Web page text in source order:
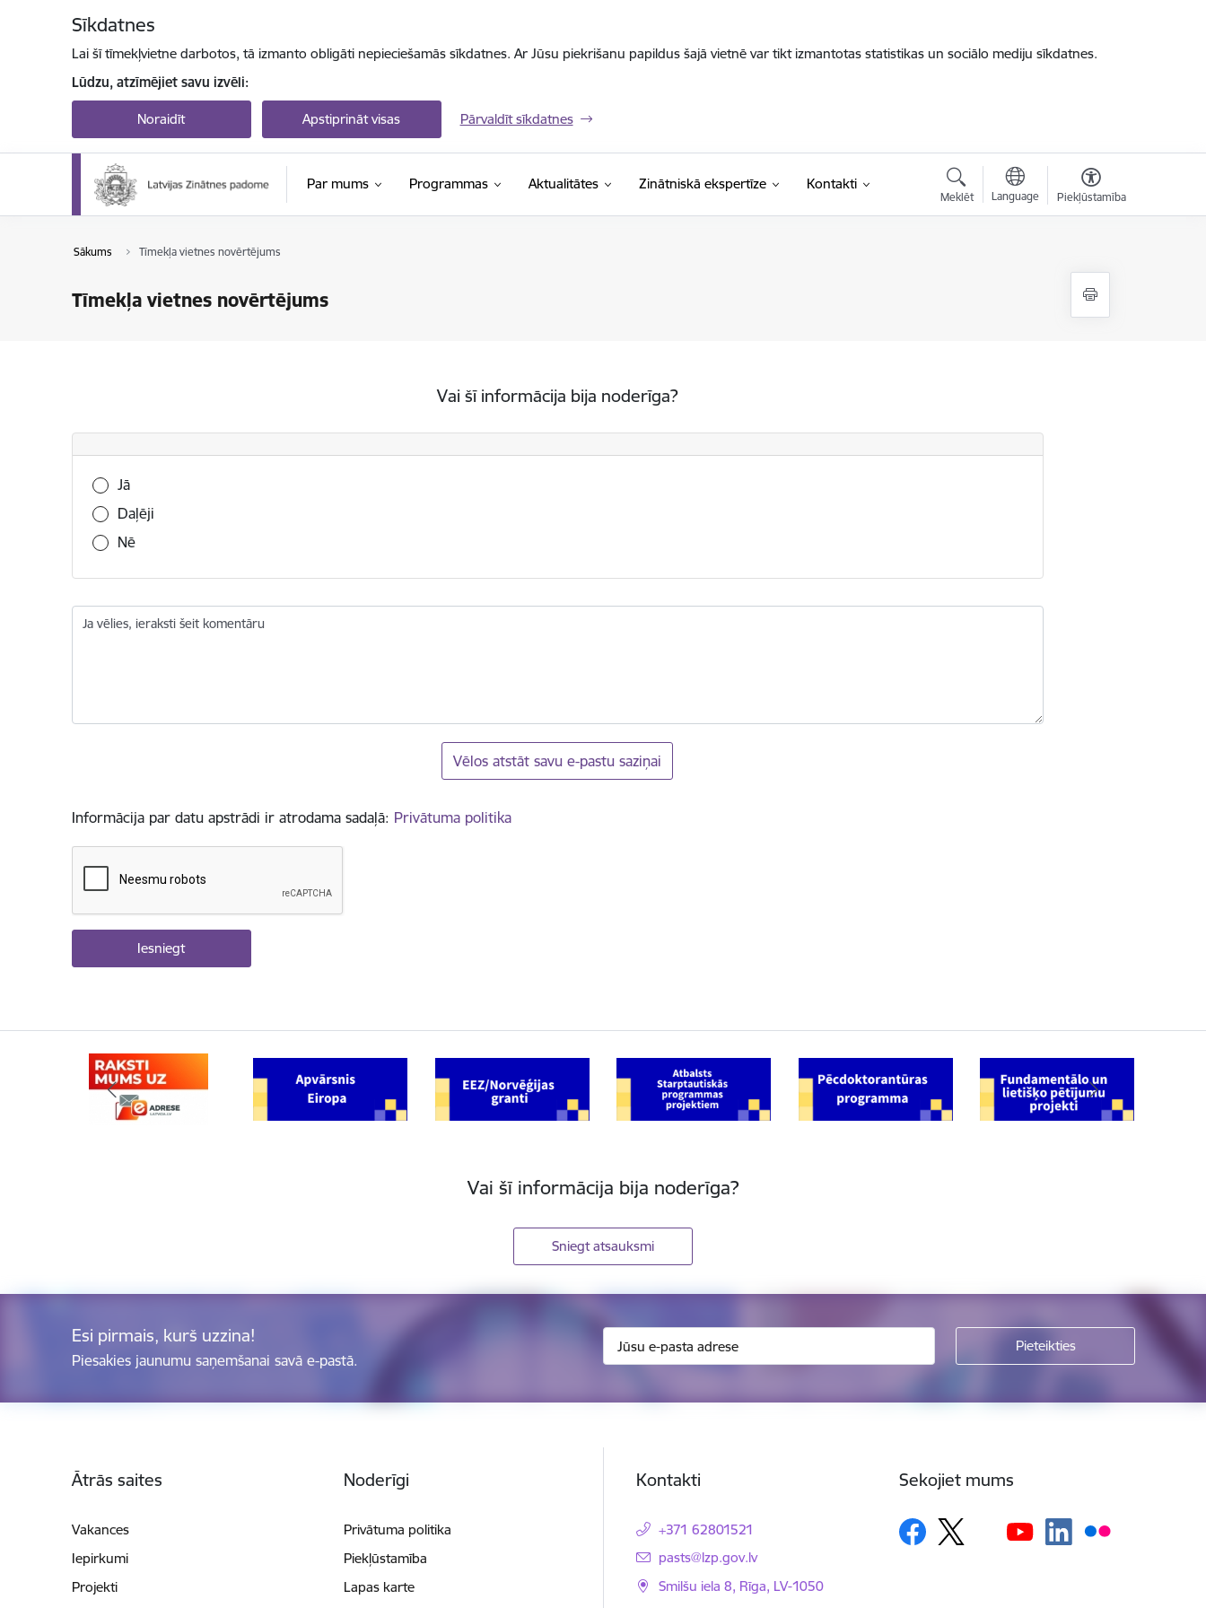
Sīkdatnes
Lai šī tīmekļvietne darbotos, tā izmanto obligāti nepieciešamās sīkdatnes. Ar Jūsu piekrišanu papildus šajā vietnē var tikt izmantotas statistikas un sociālo mediju sīkdatnes.
Lūdzu, atzīmējiet savu izvēli:
Noraidīt Apstiprināt visas Pārvaldīt sīkdatnes
Par mums Programmas Aktualitātes Zinātniskā ekspertīze Kontakti
Meklēt Language Piekļūstamība
Sākums Tīmekļa vietnes novērtējums
Tīmekļa vietnes novērtējums
Vai šī informācija bija noderīga?
Vai šī informācija bija noderīga?
Jā
Daļēji
Nē
Ja vēlies, ieraksti šeit komentāru
Vēlos atstāt savu e-pastu saziņai
Informācija par datu apstrādi ir atrodama sadaļā: Privātuma politika
Vai šī informācija bija noderīga?
Sniegt atsauksmi
Esi pirmais, kurš uzzina!
Piesakies jaunumu saņemšanai savā e-pastā.
Ātrās saites
Vakances
Iepirkumi
Projekti
Noderīgi
Privātuma politika
Piekļūstamība
Lapas karte
Kontakti
+371 62801521
E-pasts:
pasts@lzp.gov.lv
Smilšu iela 8, Rīga, LV-1050
Sekojiet mums